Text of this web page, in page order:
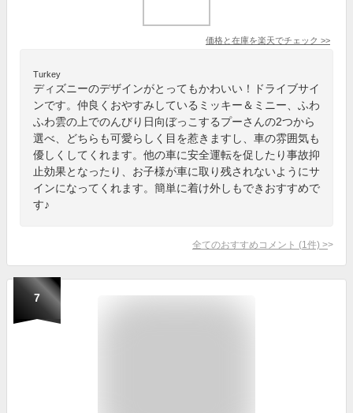
価格と在庫を楽天でチェック >>
Turkey
ディズニーのデザインがとってもかわいい！ドライブサイ
ンです。仲良くおやすみしているミッキー＆ミニー、ふわ
ふわ雲の上でのんびり日向ぼっこするプーさんの2つから
選べ、どちらも可愛らしく目を惹きますし、車の雰囲気も
優しくしてくれます。他の車に安全運転を促したり事故抑
止効果となったり、お子様が車に取り残されないようにサ
インになってくれます。簡単に着け外しもできおすすめで
す♪
全てのおすすめコメント (1 件) >
7